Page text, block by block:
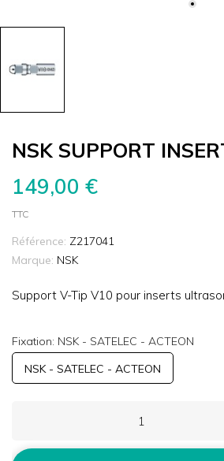
NSK SUPPORT
149,00 €
TTC
Référence: Z217041
Marque: NSK
Support V-Tip V10 pour inserts
Fixation: NSK - SATELEC - ACTEON
NSK - SATELEC - ACTEON